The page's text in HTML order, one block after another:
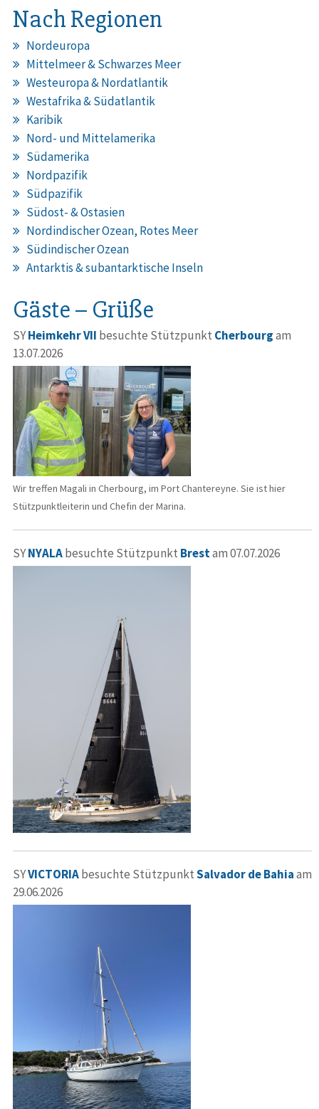
Nach Regionen
Nordeuropa
Mittelmeer & Schwarzes Meer
Westeuropa & Nordatlantik
Westafrika & Südatlantik
Karibik
Nord- und Mittelamerika
Südamerika
Nordpazifik
Südpazifik
Südost- & Ostasien
Nordindischer Ozean, Rotes Meer
Südindischer Ozean
Antarktis & subantarktische Inseln
Gäste – Grüße
SYHeimkehr VII besuchte Stützpunkt Cherbourgam
13.07.2026
Wir treffen Magali in Cherbourg, im Port Chantereyne. Sie ist hier
Stützpunktleiterin und Chefin der Marina.
SYNYALAbesuchte Stützpunkt Brestam 07.07.2026
SYVICTORIAbesuchte StützpunktSalvador de Bahiaam
29.06.2026